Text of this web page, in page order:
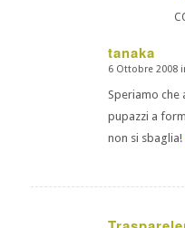
tanaka
dice:
6 Ottobre 2008
Speriamo che
pupazzi a
non si sbaglia!